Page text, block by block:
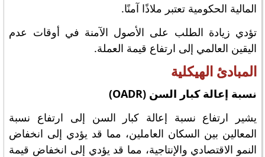
المالية الحكومية تعتبر ملاذًا آمنًا.
تؤدي زيادة الطلب على الأصول الآمنة في أوقات عدم
اليقين العالمي إلى ارتفاع قيمة العملة.
المبادئ الهيكلية
نسبة إعالة كبار السن (OADR)
يشير ارتفاع نسبة إعالة كبار السن إلى ارتفاع نسبة
المعالين بين السكان العاملين، مما قد يؤدي إلى انخفاض
النمو الاقتصادي والإنتاجية، مما قد يؤدي إلى انخفاض قيمة